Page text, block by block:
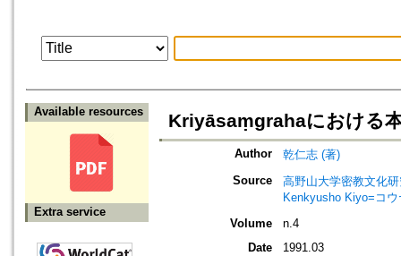
Available resources
Extra service
Kriyāsaṃgrahaにおける
Author
乾仁志 (著)
Source
高野山大学密教文化
Kenkyusho Kiyo=コ
Volume
n.4
Date
1991.03